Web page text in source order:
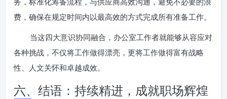
费，确保在规定时间内以最高效的方式完成所有准备工作。
当这四大意识协同融合，办公室工作者就能够从容应对
各种挑战，不仅将工作做得漂亮，更将工作做得富有战略
性、人文关怀和卓越成效。
六、结语：持续精进，成就职场辉煌